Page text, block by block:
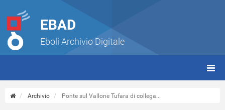
EBAD
Eboli Archivio Digitale
Archivio Ponte sul Vallone Tufara di collega...